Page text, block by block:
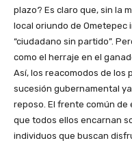
plazo? Es claro que, sin la
local oriundo de
“ciudadano sin partido”.
como el herraje en el
Así, los reacomodos de los
sucesión gubernamental
reposo. El frente común de
que todos ellos encarnan
individuos que buscan